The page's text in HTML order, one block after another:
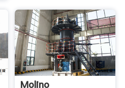
Molino